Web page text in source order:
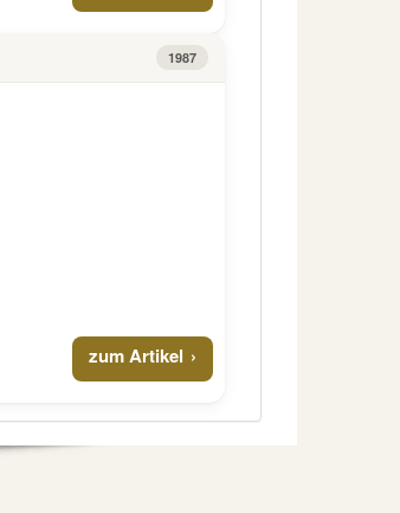
1987
zum Artikel